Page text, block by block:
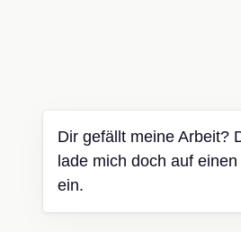
Dir gefällt meine Arbeit?
lade mich doch auf
ein.